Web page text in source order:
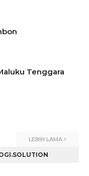
Tenggara
LEBIH LAMA